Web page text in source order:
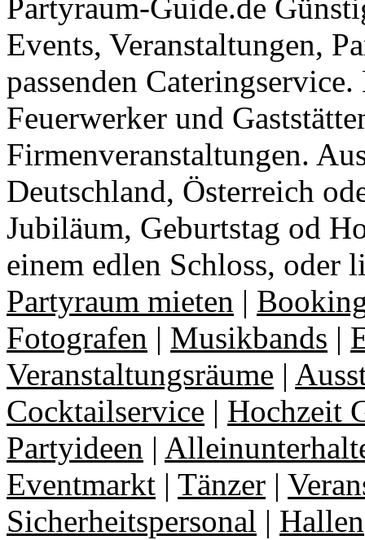
Partyraum-Guide.de
Events, Veranstaltungen,
passenden
Feuerwerker und
Firmenveranstaltungen.
Deutschland, Österreich
Jubiläum, Geburtstag od
einem edlen Schloss, oder
Partyraum mieten |
Fotografen | Musikbands |
Veranstaltungsräume |
Cocktailservice | Hochzeit
Partyideen |
Eventmarkt | Tänzer |
Sicherheitspersonal | Hallen